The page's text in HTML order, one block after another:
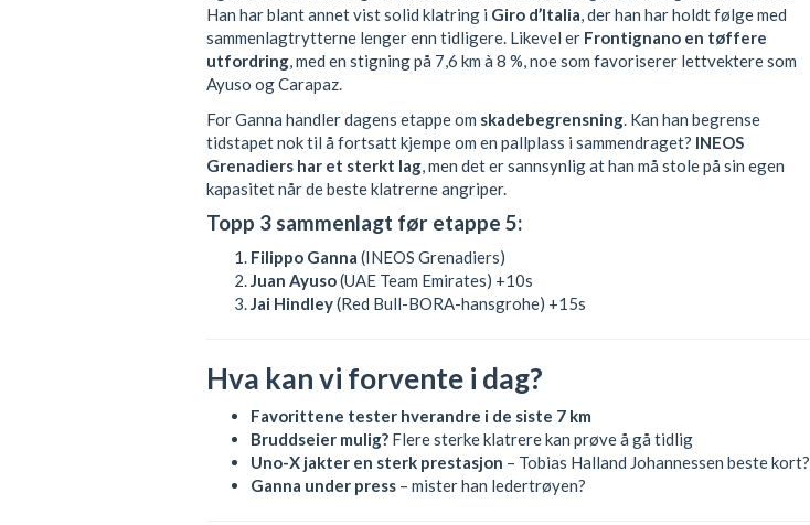
Han har blant annet vist solid klatring i Giro d’Italia, der han har holdt følge med
sammenlagtrytterne lenger enn tidligere. Likevel er Frontignano en tøffere
utfordring, med en stigning på 7,6 km à 8 %, noe som favoriserer lettvektere som
Ayuso og Carapaz.
For Ganna handler dagens etappe om skadebegrensning. Kan han begrense
tidstapet nok til å fortsatt kjempe om en pallplass i sammendraget? INEOS
Grenadiers har et sterkt lag, men det er sannsynlig at han må stole på sin egen
kapasitet når de beste klatrerne angriper.
Topp 3 sammenlagt før etappe 5:
Filippo Ganna (INEOS Grenadiers)
Juan Ayuso(UAE Team Emirates) +10s
Jai Hindley(Red Bull-BORA-hansgrohe) +15s
Hva kan vi forvente i dag?
Favorittene tester hverandre i de siste 7 km
Bruddseier mulig? Flere sterke klatrere kan prøve å gå tidlig
Uno-X jakter en sterk prestasjon – Tobias Halland Johannessen beste kort?
Ganna under press – mister han ledertrøyen?